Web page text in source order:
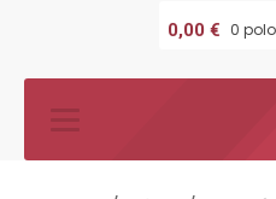
0,00 € 0